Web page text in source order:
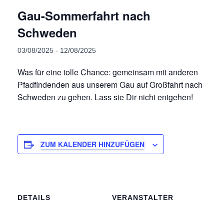
Gau-Sommerfahrt nach
Schweden
03/08/2025 - 12/08/2025
Was für eine tolle Chance: gemeinsam mit anderen
Pfadfindenden aus unserem Gau auf Großfahrt nach
Schweden zu gehen. Lass sie Dir nicht entgehen!
ZUM KALENDER HINZUFÜGEN
DETAILS
VERANSTALTER